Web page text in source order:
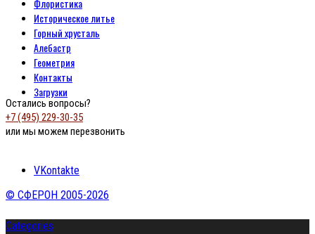
Флористика
Историческое литье
Горный хрусталь
Алебастр
Геометрия
Контакты
Загрузки
Остались вопросы?
+7 (495) 229-30-35
или мы можем перезвонить
VKontakte
© СФЕРОН 2005-2026
Categories